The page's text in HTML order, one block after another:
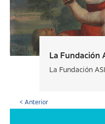
La Fundación
La Fundación
< Anterior